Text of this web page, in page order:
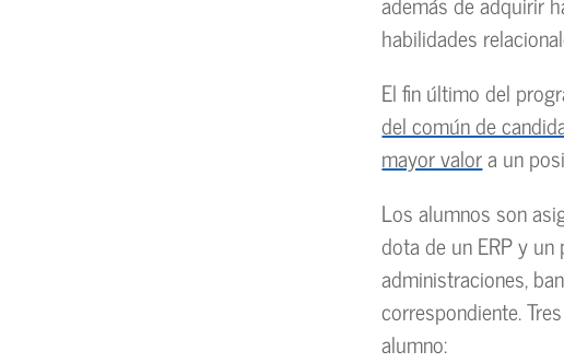
habilidades
El fin último del
del común de
mayor valora un
Los alumnos son
dota de un ERP y
administraciones,
correspondiente.
alumno: